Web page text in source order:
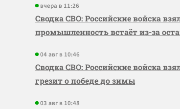
вчера в 11:26
Сводка СВО: Российские войска
промышленность встаёт из-за
04 авг в 10:46
Сводка СВО: Российские войска
грезит о победе до зимы
03 авг в 10:48